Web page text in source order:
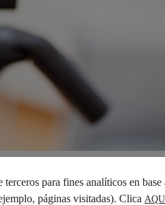
de la más alta calidad y
de alta calidad.
para fines analíticos en
páginas visitadas). Clica